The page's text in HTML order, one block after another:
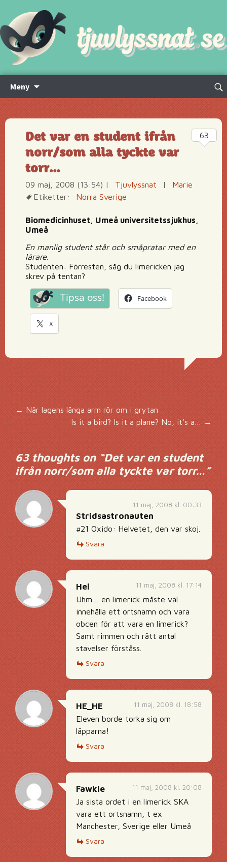
Meny
innehåll
Sök
Det var en student ifrån
norr/som alla tyckte var
torr…
09 maj, 2008 (13:54) | Tjuvlyssnat |
Marie
Etiketter:
Norra Sverige
Biomedicinhuset, Umeå universitetssjukhus,
Umeå
En manlig student står och småpratar med en
lärare.
Studenten: Förresten, såg du limericken jag
skrev på tentan?
Tipsa oss! Facebook
X
63
Inläggsnavigering
← När lagens långa arm rör om i grytan
Is it a bird? Is it a plane? No, it’s a… →
63 thoughts on “Det var en student
ifrån norr/som alla tyckte var torr…”
11 maj, 2008 kl. 00:33
Stridsastronauten
#21 Oxido: Helvetet, den var skoj.
Svara
11 maj, 2008 kl. 17:14
Hel
Uhm… en limerick måste väl
innehålla ett ortsnamn och vara
obcen för att vara en limerick?
Samt rimmen och rätt antal
stavelser förståss.
Svara
11 maj, 2008 kl. 18:58
HE_HE
Eleven borde torka sig om
läpparna!
Svara
11 maj, 2008 kl. 20:08
Fawkie
Ja sista ordet i en limerick SKA
vara ett ortsnamn, t ex
Manchester, Sverige eller Umeå
Svara